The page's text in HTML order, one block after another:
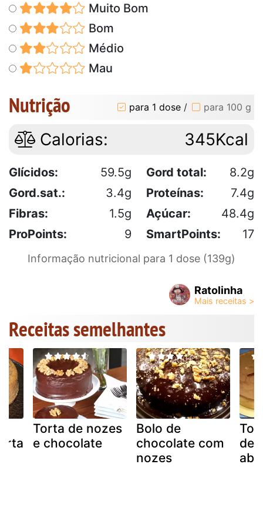
Muito Bom
Bom
Médio
Mau
Nutrição para 1 dose / para 100 g
Calorias: 345Kcal
Glícidos: 59.5g Gord total:
8.2g
Gord.sat.:
3.4g Proteínas:
7.4g
Fibras:
1.5g Açúcar:
48.4g
ProPoints:
9 SmartPoints: 17
Informação nutricional para 1 dose (139g)
Ratolinha
Receitas semelhantes
Torta de nozes
e chocolate
Bolo de
chocolate com
nozes
de